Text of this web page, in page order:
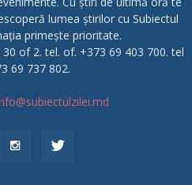
lumea știrilor cu Subiectul
primește prioritate.
of 2. tel. of. +373 69 403 700. tel
69 737 802.